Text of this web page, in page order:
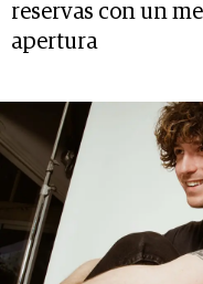
reservas con un
apertura